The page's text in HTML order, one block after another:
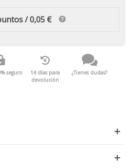
/ 0,05 €
seguro
14 días para
devolución
¿Tienes dudas?